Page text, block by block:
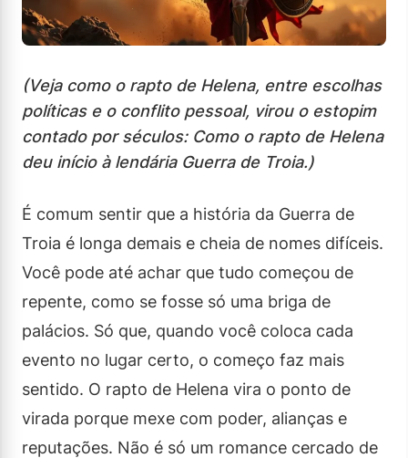
(Veja como o rapto de Helena, entre escolhas
políticas e o conflito pessoal, virou o estopim
contado por séculos: Como o rapto de Helena
deu início à lendária Guerra de Troia.)
É comum sentir que a história da Guerra de
Troia é longa demais e cheia de nomes difíceis.
Você pode até achar que tudo começou de
repente, como se fosse só uma briga de
palácios. Só que, quando você coloca cada
evento no lugar certo, o começo faz mais
sentido. O rapto de Helena vira o ponto de
virada porque mexe com poder, alianças e
reputações. Não é só um romance cercado de